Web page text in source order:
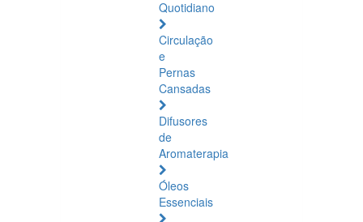
Quotidiano
Circulação
e
Pernas
Cansadas
Difusores
de
Aromaterapia
Óleos
Essenciais